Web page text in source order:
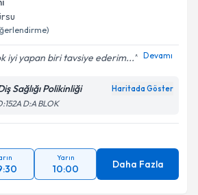
iyi yapan biri tavsiye ederim... Devamı
Sağlığı Polikinliği Haritada Göster
D:A BLOK
Yarın
10:00 Daha Fazla